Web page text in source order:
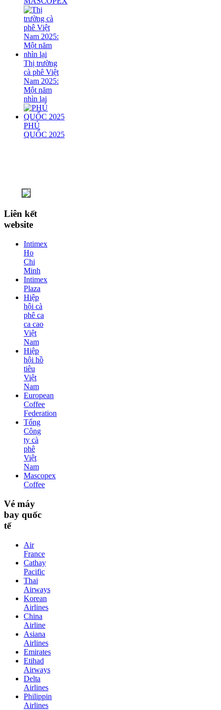
Thị trường
cà phê Việt
Nam 2025:
Một năm
nhìn lại
PHÚ
QUỐC 2025
Liên kết
website
Intimex
Ho
Chi
Minh
Intimex
Plaza
Hiệp
hội cà
phê ca
ca cao
Việt
Nam
Hiệp
hội hồ
tiêu
Việt
Nam
European
Coffee
Federation
Tổng
Công
ty cà
phê
Việt
Nam
Mascopex
Coffee
Vé máy
bay quốc
tế
Air
France
Cathay
Pacific
Thai
Airways
Korean
Airlines
China
Airline
Asiana
Airlines
Emirates
Etihad
Airways
Delta
Airlines
Philippin
Airlines